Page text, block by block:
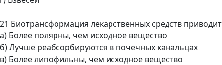
21 Биотрансформация лекарственных средств
а) Более полярны, чем исходное вещество
б) Лучше реабсорбируются в почечных канальцах
в) Более липофильны, чем исходное вещество